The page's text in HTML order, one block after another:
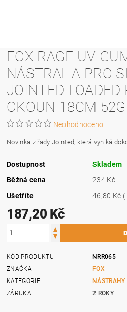
FOX RAGE UV
NÁSTRAHA PRO
JOINTED LOADED
OKOUN 18CM 52G
Neohodnoceno
Novinka z řady Jointed, která vyniká
Dostupnost
Skladem
Běžná cena
234 Kč
Ušetříte
46,80 Kč
187,20 Kč
KÓD PRODUKTU
NRR065
ZNAČKA
FOX
KATEGORIE
NÁSTRAHY
ZÁRUKA
2 ROKY